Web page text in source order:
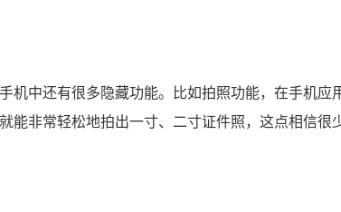
机中还有很多隐藏功能。比如拍照功能，在手机应
能非常轻松地拍出一寸、二寸证件照，这点相信很